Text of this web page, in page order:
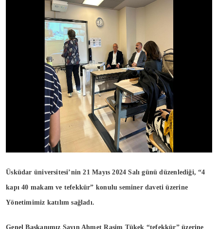
Üsküdar üniversitesi’nin 21 Mayıs 2024 Salı günü düzenlediği, “4
kapı 40 makam ve tefekkür” konulu seminer daveti üzerine
Yönetimimiz katılım sağladı.
Genel Başkanımız Sayın Ahmet Rasim Tükek “tefekkür” üzerine